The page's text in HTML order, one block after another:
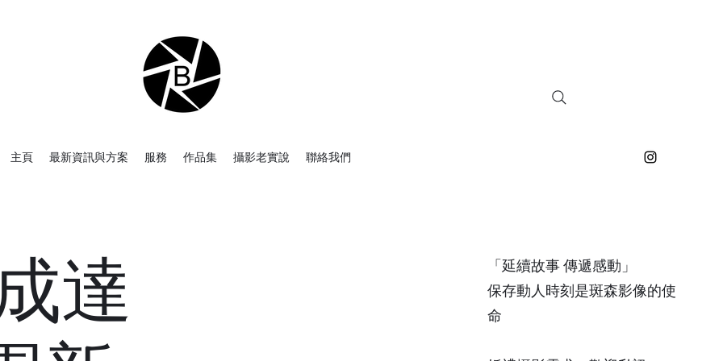
主頁 最新資訊與方案 服務 作品集 攝影老實說 聯絡我們
達
「延續故事 傳遞感動」
保存動人時刻是斑森影像的使
命